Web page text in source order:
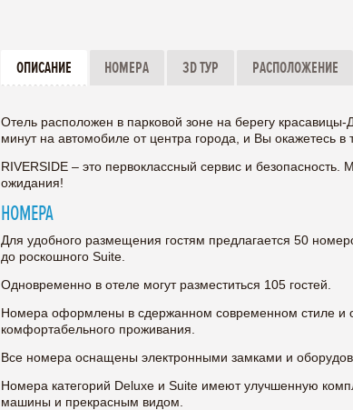
ОПИСАНИЕ НОМЕРА 3D ТУР РАСПОЛОЖЕНИЕ
Отель расположен в парковой зоне на берегу
минут на автомобиле от центра города, и Вы окажетесь
RIVERSIDE – это первоклассный сервис и
ожидания!
НОМЕРА
Для удобного размещения гостям предлагается 50
до роскошного Suite.
Одновременно в отеле могут разместиться 105 гостей.
Номера оформлены в сдержанном современном стиле и
комфортабельного проживания.
Все номера оснащены электронными замками и
Номера категорий Deluxe и Suite имеют улучшенную
машины и прекрасным видом.